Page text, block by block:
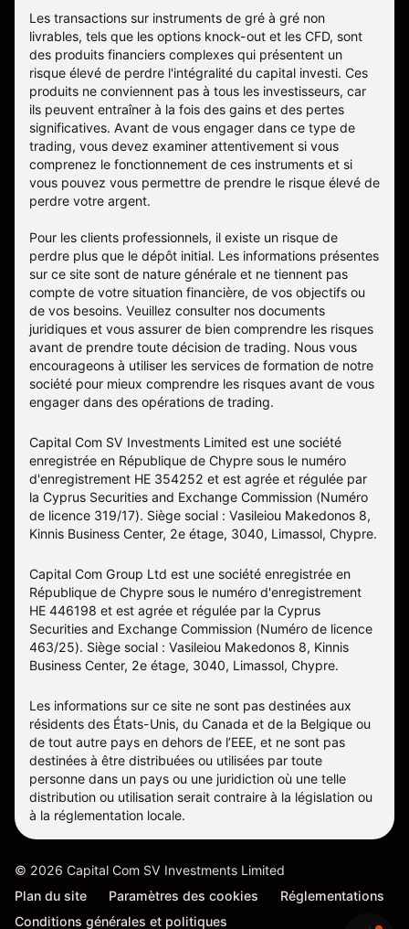
Les transactions sur instruments de gré à gré non
livrables, tels que les options knock-out et les CFD, sont
des produits financiers complexes qui présentent un
risque élevé de perdre l'intégralité du capital investi. Ces
produits ne conviennent pas à tous les investisseurs, car
ils peuvent entraîner à la fois des gains et des pertes
significatives. Avant de vous engager dans ce type de
trading, vous devez examiner attentivement si vous
comprenez le fonctionnement de ces instruments et si
vous pouvez vous permettre de prendre le risque élevé de
perdre votre argent.
Pour les clients professionnels, il existe un risque de
perdre plus que le dépôt initial. Les informations présentes
sur ce site sont de nature générale et ne tiennent pas
compte de votre situation financière, de vos objectifs ou
de vos besoins. Veuillez consulter nos documents
juridiques et vous assurer de bien comprendre les risques
avant de prendre toute décision de trading. Nous vous
encourageons à utiliser les services de formation de notre
société pour mieux comprendre les risques avant de vous
engager dans des opérations de trading.
Capital Com SV Investments Limited est une société
enregistrée en République de Chypre sous le numéro
d'enregistrement HE 354252 et est agrée et régulée par
la Cyprus Securities and Exchange Commission (Numéro
de licence 319/17). Siège social : Vasileiou Makedonos 8,
Kinnis Business Center, 2e étage, 3040, Limassol, Chypre.
Capital Com Group Ltd est une société enregistrée en
République de Chypre sous le numéro d'enregistrement
ΗΕ 446198 et est agrée et régulée par la Cyprus
Securities and Exchange Commission (Numéro de licence
463/25). Siège social : Vasileiou Makedonos 8, Kinnis
Business Center, 2e étage, 3040, Limassol, Chypre.
Les informations sur ce site ne sont pas destinées aux
résidents des États-Unis, du Canada et de la Belgique ou
de tout autre pays en dehors de l’EEE, et ne sont pas
destinées à être distribuées ou utilisées par toute
personne dans un pays ou une juridiction où une telle
distribution ou utilisation serait contraire à la législation ou
à la réglementation locale.
© 2026 Capital Com SV Investments Limited
Plan du site
Paramètres des cookies
Réglementations
Conditions générales et politiques